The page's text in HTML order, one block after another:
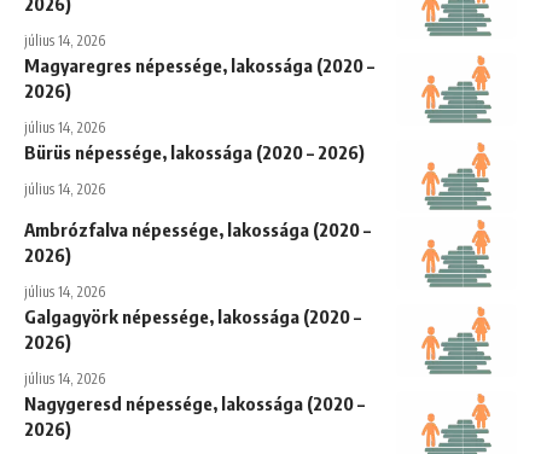
július 14, 2026
Magyaregres népessége, lakossága (2020 –
2026)
július 14, 2026
Bürüs népessége, lakossága (2020 – 2026)
július 14, 2026
Ambrózfalva népessége, lakossága (2020 –
2026)
július 14, 2026
Galgagyörk népessége, lakossága (2020 –
2026)
július 14, 2026
Nagygeresd népessége, lakossága (2020 –
2026)